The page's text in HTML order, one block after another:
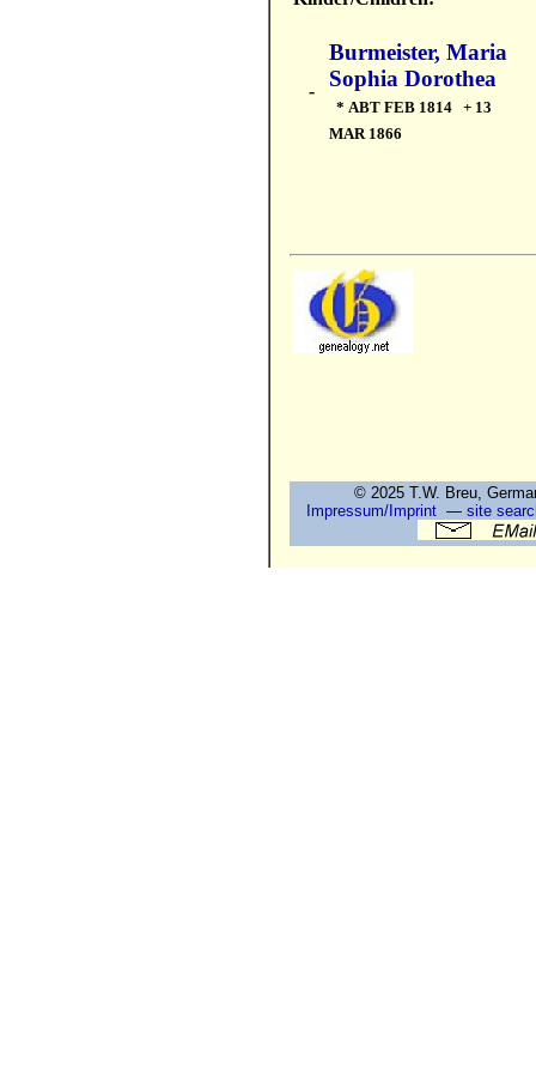
-
Burmeister, Maria
Sophia Dorothea
* ABT FEB 1814 + 13
MAR 1866
© 2025 T.W. Breu,
Impressum/Imprint —site